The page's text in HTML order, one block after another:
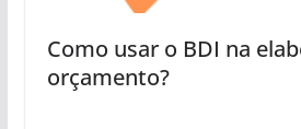
Como usar o BDI na
orçamento?